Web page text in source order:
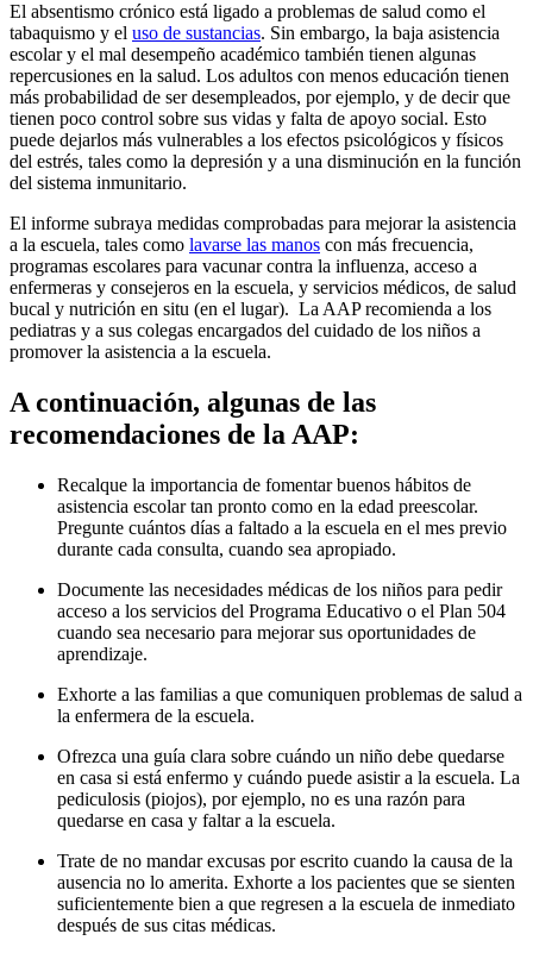
El absentismo crónico está ligado a problemas de salud como el
tabaquismo y el uso de sustancias. Sin embargo, la baja asistencia
escolar y el mal desempeño académico también tienen algunas
repercusiones en la salud. Los adultos con menos educación tienen
más probabilidad de ser desempleados, por ejemplo, y de decir que
tienen poco control sobre sus vidas y falta de apoyo social. Esto
puede dejarlos más vulnerables a los efectos psicológicos y físicos
del estrés, tales como la depresión y a una disminución en la función
del sistema inmunitario.
El informe subraya medidas comprobadas para mejorar la asistencia
a la escuela, tales como lavarse las manos con más frecuencia,
programas escolares para vacunar contra la influenza, acceso a
enfermeras y consejeros en la escuela, y servicios médicos, de salud
bucal y nutrición en situ (en el lugar). La AAP recomienda a los
pediatras y a sus colegas encargados del cuidado de los niños a
promover la asistencia a la escuela.
A continuación, algunas de las
recomendaciones de la AAP:
Recalque la importancia de fomentar buenos hábitos de
asistencia escolar tan pronto como en la edad preescolar.
Pregunte cuántos días a faltado a la escuela en el mes previo
durante cada consulta, cuando sea apropiado.
Documente las necesidades médicas de los niños para pedir
acceso a los servicios del Programa Educativo o el Plan 504
cuando sea necesario para mejorar sus oportunidades de
aprendizaje.
Exhorte a las familias a que comuniquen problemas de salud a
la enfermera de la escuela.
Ofrezca una guía clara sobre cuándo un niño debe quedarse
en casa si está enfermo y cuándo puede asistir a la escuela. La
pediculosis (piojos), por ejemplo, no es una razón para
quedarse en casa y faltar a la escuela.
Trate de no mandar excusas por escrito cuando la causa de la
ausencia no lo amerita. Exhorte a los pacientes que se sienten
suficientemente bien a que regresen a la escuela de inmediato
después de sus citas médicas.